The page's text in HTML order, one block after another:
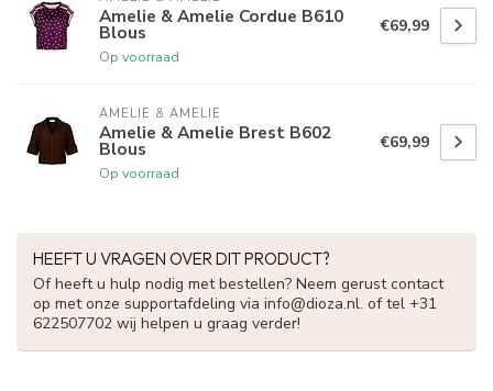
Amelie & Amelie Cordue B610
Blous
Op voorraad
€69,99
AMELIE & AMELIE
Amelie & Amelie Brest B602
Blous
Op voorraad
€69,99
HEEFT U VRAGEN OVER DIT PRODUCT?
Of heeft u hulp nodig met bestellen? Neem gerust contact
op met onze supportafdeling via info@dioza.nl. of tel +31
622507702 wij helpen u graag verder!